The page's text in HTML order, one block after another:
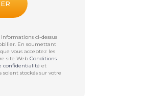
ci-dessus
. En soumettant
vous acceptez les
site WebConditions
confidentialité et
soient stockés sur votre